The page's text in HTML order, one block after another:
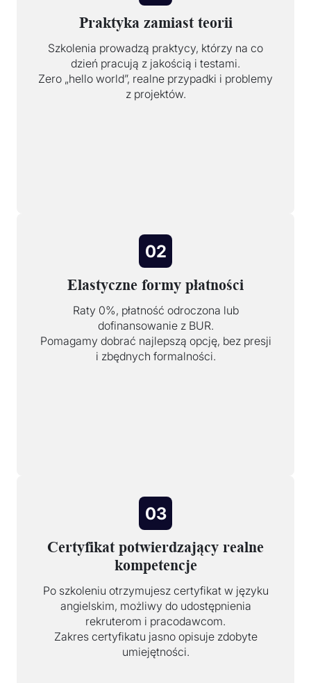
Praktyka zamiast teorii
Szkolenia prowadzą praktycy, którzy na co
dzień pracują z jakością i testami.
Zero „hello world”, realne przypadki i problemy
z projektów.
02
Elastyczne formy płatności
Raty 0%, płatność odroczona lub
dofinansowanie z BUR.
Pomagamy dobrać najlepszą opcję, bez presji
i zbędnych formalności.
03
Certyfikat potwierdzający realne
kompetencje
Po szkoleniu otrzymujesz certyfikat w języku
angielskim, możliwy do udostępnienia
rekruterom i pracodawcom.
Zakres certyfikatu jasno opisuje zdobyte
umiejętności.